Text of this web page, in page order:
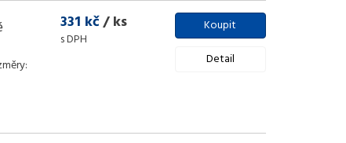
331 kč/ ks
s DPH
Koupit
Detail